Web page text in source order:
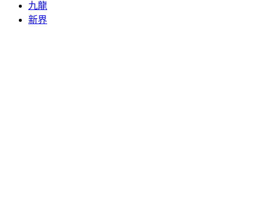
九龍
新界